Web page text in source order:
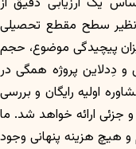
نظیر سطح مقطع تحصیلی
پیچیدگی موضوع، حجم
و دِدلاین پروژه همگی در
اولیه رایگان و بررسی
ارائه خواهد شد. ما
و هیچ هزینه پنهانی وجود